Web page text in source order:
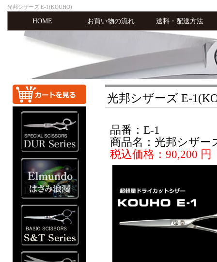
光邦シザーズ E-1(KOUHO)
HOME お買い物の流れ 送料・配送方法
光邦シザーズ E-
品番：E-1
商品名：光邦シザー
税込価格：90,200 円